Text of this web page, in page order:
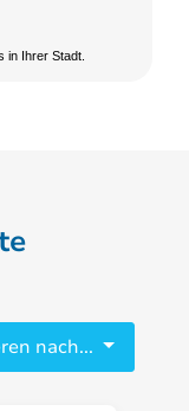
in Ihrer Stadt.
nach...